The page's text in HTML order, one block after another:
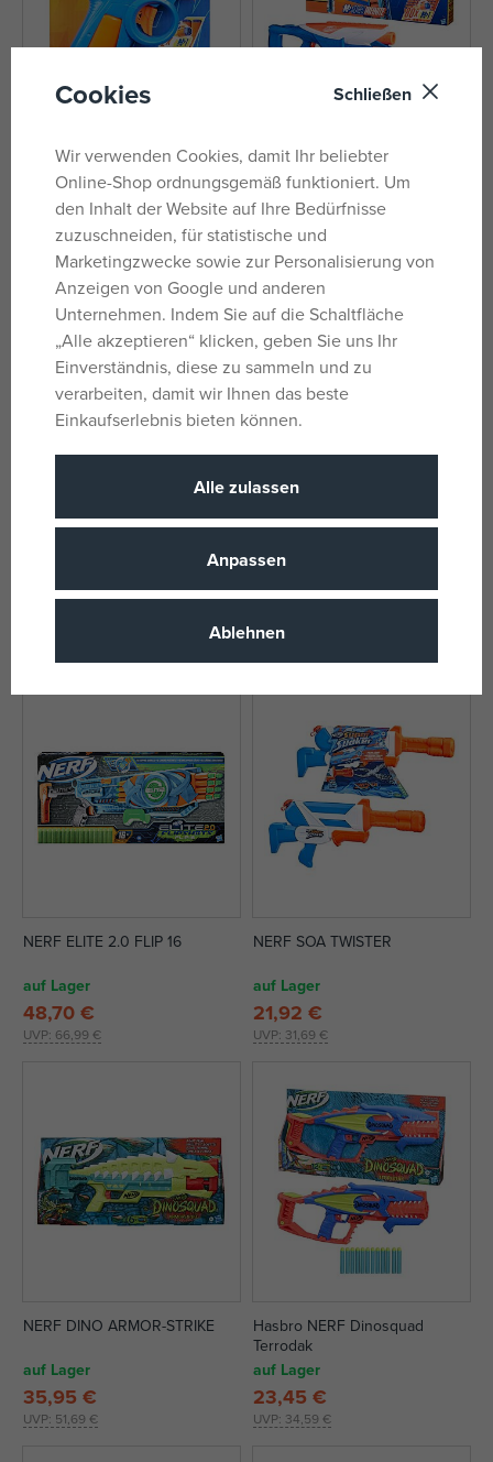
Hasbro NERF N-SERIE FLEX
auf Lager
5,79 €
4,63 €
Hasbro NERF N-SERIE INFINITE
auf Lager
UVP:49,99 €
35,18 €
Hasbro NERF N-Serie Ward
auf Lager
NERF ROBLOX ARSENAL
auf Lager
56,83 €
NERF ELITE 2.0 FLIP 16
auf Lager
UVP: 66,99 €
48,70 €
NERF SOA TWISTER
auf Lager
UVP: 31,69 €
21,92 €
NERF DINO ARMOR-STRIKE
auf Lager
UVP: 51,69 €
35,95 €
Hasbro NERF Dinosquad
Terrodak
auf Lager
UVP: 34,59 €
23,45 €
Cookies Schließen
Wir verwenden Cookies, damit Ihr beliebter
Online-Shop ordnungsgemäß funktioniert. Um
den Inhalt der Website auf Ihre Bedürfnisse
zuzuschneiden, für statistische und
Marketingzwecke sowie zur Personalisierung von
Anzeigen von Google und anderen
Unternehmen. Indem Sie auf die Schaltfläche
„Alle akzeptieren“ klicken, geben Sie uns Ihr
Einverständnis, diese zu sammeln und zu
verarbeiten, damit wir Ihnen das beste
Einkaufserlebnis bieten können.
Alle zulassen
Anpassen
Ablehnen